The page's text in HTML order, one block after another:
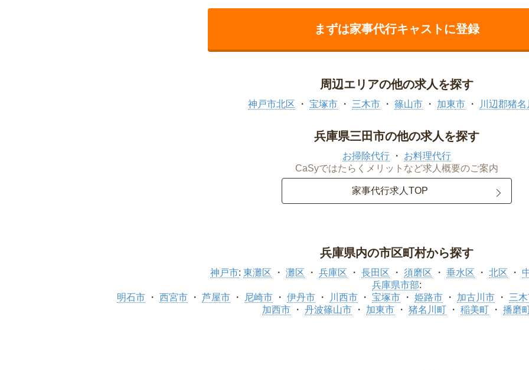
まずは家事代行キャストに登録
周辺エリアの他の求人を探す
神戸市北区 宝塚市 三木市 篠山市 加東市 川辺郡猪
兵庫県三田市の他の求人を探す
お掃除代行
お料理代行
CaSyではたらくメリットなど求人概要のご案内
家事代行求人TOP
兵庫県内の市区町村から探す
神戸市: 東灘区 灘区 兵庫区 長田区 須磨区 垂水区 北区
兵庫県市部:
明石市
西宮市 芦屋市 尼崎市 伊丹市 川西市 宝塚市 姫路市 加古川市
三
加西市
丹波篠山市 加東市 猪名川町 稲美町 播磨